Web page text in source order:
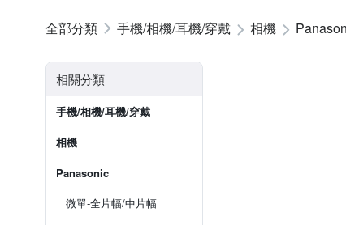
手機/相機/耳機/穿戴 相機
相關分類
手機/相機/耳機/穿戴
相機
Panasonic
微單-全片幅/中片幅